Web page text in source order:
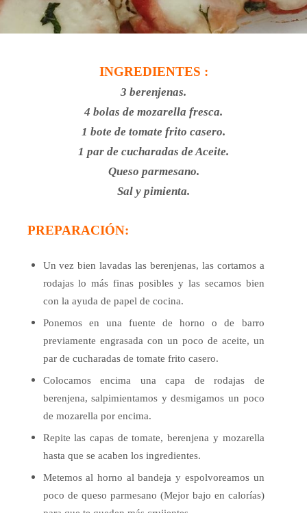
INGREDIENTES :
3 berenjenas.
4 bolas de mozarella fresca.
1 bote de tomate frito casero.
1 par de cucharadas de Aceite.
Queso parmesano.
Sal y pimienta.
PREPARACIÓN:
Un vez bien lavadas las berenjenas, las cortamos a
rodajas lo más finas posibles y las secamos bien
con la ayuda de papel de cocina.
Ponemos en una fuente de horno o de barro
previamente engrasada con un poco de aceite, un
par de cucharadas de tomate frito casero.
Colocamos encima una capa de rodajas de
berenjena, salpimientamos y desmigamos un poco
de mozarella por encima.
Repite las capas de tomate, berenjena y mozarella
hasta que se acaben los ingredientes.
Metemos al horno al bandeja y espolvoreamos un
poco de queso parmesano (Mejor bajo en calorías)